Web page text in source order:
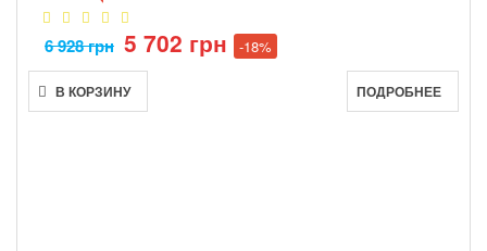
6 928 грн 5 702 грн -18%
В КОРЗИНУ ПОДРОБНЕЕ